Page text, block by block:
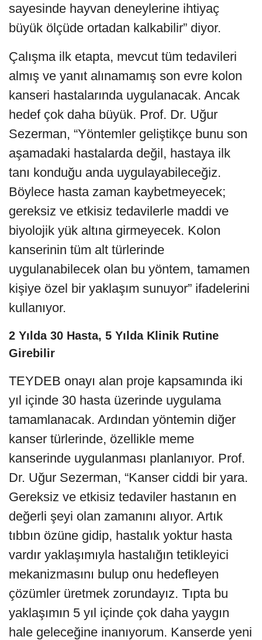
sayesinde hayvan deneylerine ihtiyaç
büyük ölçüde ortadan kalkabilir” diyor.
Çalışma ilk etapta, mevcut tüm tedavileri
almış ve yanıt alınamamış son evre kolon
kanseri hastalarında uygulanacak. Ancak
hedef çok daha büyük. Prof. Dr. Uğur
Sezerman, “Yöntemler geliştikçe bunu son
aşamadaki hastalarda değil, hastaya ilk
tanı konduğu anda uygulayabileceğiz.
Böylece hasta zaman kaybetmeyecek;
gereksiz ve etkisiz tedavilerle maddi ve
biyolojik yük altına girmeyecek. Kolon
kanserinin tüm alt türlerinde
uygulanabilecek olan bu yöntem, tamamen
kişiye özel bir yaklaşım sunuyor” ifadelerini
kullanıyor.
2 Yılda 30 Hasta, 5 Yılda Klinik Rutine
Girebilir
TEYDEB onayı alan proje kapsamında iki
yıl içinde 30 hasta üzerinde uygulama
tamamlanacak. Ardından yöntemin diğer
kanser türlerinde, özellikle meme
kanserinde uygulanması planlanıyor. Prof.
Dr. Uğur Sezerman, “Kanser ciddi bir yara.
Gereksiz ve etkisiz tedaviler hastanın en
değerli şeyi olan zamanını alıyor. Artık
tıbbın özüne gidip, hastalık yoktur hasta
vardır yaklaşımıyla hastalığın tetikleyici
mekanizmasını bulup onu hedefleyen
çözümler üretmek zorundayız. Tıpta bu
yaklaşımın 5 yıl içinde çok daha yaygın
hale geleceğine inanıyorum. Kanserde yeni